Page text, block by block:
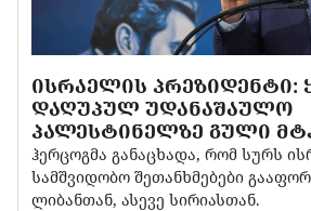
ᲘᲡᲠᲐᲔᲚᲘᲡ ᲞᲠᲔᲖᲘᲓᲔᲜᲢᲘ:
ᲓᲐᲦᲣᲞᲣᲚ ᲣᲓᲐᲜᲐᲨᲐᲣᲚᲝ
ᲞᲐᲚᲔᲡᲢᲘᲜᲔᲚᲖᲔ ᲒᲣᲚᲘ
ჰერცოგმა განაცხადა, რომ სურს
სამშვიდობო შეთანხმებები
ლიბანთან, ასევე სირიასთან.